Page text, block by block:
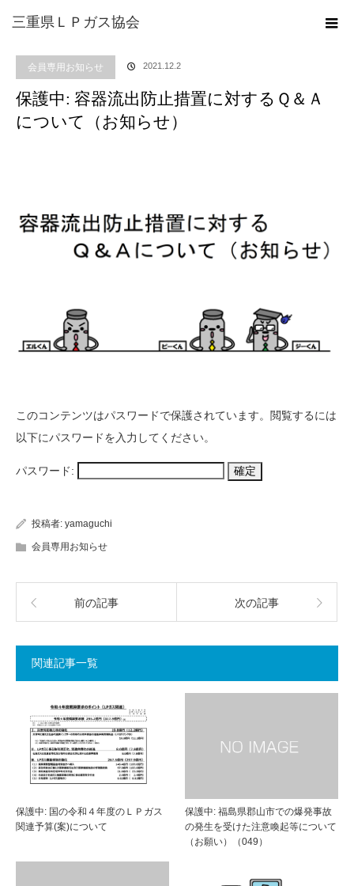
三重県ＬＰガス協会
ブログ
会員専用お知らせ 保護中: 容器流出防止措置に対するＱ＆Ａ
会員専用お知らせ 2021.12.2
保護中: 容器流出防止措置に対するＱ＆Ａ
について（お知らせ）
このコンテンツはパスワードで保護されています。閲覧するには
以下にパスワードを入力してください。
パスワード:
投稿者: yamaguchi
会員専用お知らせ
前の記事 次の記事
関連記事一覧
保護中: 国の令和４年度のＬＰガス
関連予算(案)について
保護中: 福島県郡山市での爆発事故
の発生を受けた注意喚起等について
（お願い）（049）